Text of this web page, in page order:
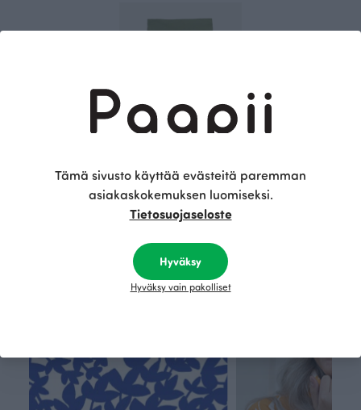
BABY LEGGINS, neva
Vihreä
Tämä on Paapii
Tämä sivusto käyttää evästeitä paremman
asiakaskokemuksen luomiseksi.
Tietosuojaseloste
Hyväksy
Hyväksy vain pakolliset